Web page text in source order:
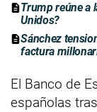
Trump reúne a
Unidos?
Sánchez
factura
El Banco de
españolas